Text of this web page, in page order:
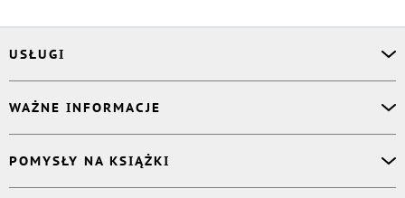
USŁUGI
Korektor
Projektant okładki
Druk Twojej książki
Publikacja
WAŻNE INFORMACJE
Książki Ridero
Pomoc
POMYSŁY NA KSIĄŻKI